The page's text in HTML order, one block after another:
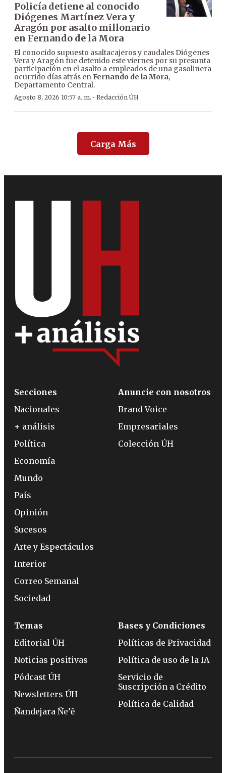
Policía detiene al conocido
Diógenes Martínez Vera y
Aragón por asalto millonario
en Fernando de la Mora
El conocido supuesto asaltacajeros y caudales Diógenes
Vera y Aragón fue detenido este viernes por su presunta
participación en el asalto a empleados de una gasolinera
ocurrido días atrás enFernando de la Mora,
Departamento Central.
Agosto 8, 2026 10:57 a. m. · Redacción ÚH
Carga Más
Secciones
Nacionales
+ análisis
Política
Economía
Mundo
País
Opinión
Sucesos
Arte y Espectáculos
Interior
Correo Semanal
Sociedad
Anuncie con nosotros
Brand Voice
Empresariales
Colección ÚH
Temas
Editorial ÚH
Noticias positivas
Pódcast ÚH
Newsletters ÚH
Ñandejara Ñe’ẽ
Bases y Condiciones
Políticas de Privacidad
Política de uso de la IA
Servicio de
Suscripción a Crédito
Política de Calidad